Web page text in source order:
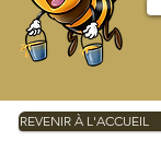
REVENIR À L'ACCUEIL